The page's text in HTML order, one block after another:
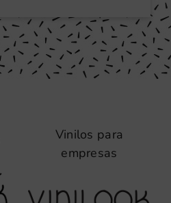
Vinilos para
empresas